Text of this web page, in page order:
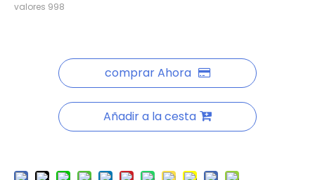
valores 998
comprar Ahora
Añadir a la cesta